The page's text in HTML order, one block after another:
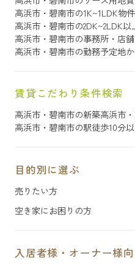
高浜市・碧南市の1K~1LDK物
高浜市・碧南市の2DK~2LDK
高浜市・碧南市の事務所・店
高浜市・碧南市の勤務予定地
賃貸こだわり条件検索
高浜市・碧南市の新築高浜市
高浜市・碧南市の駅徒歩10分
目的別に選ぶ
売りたい方
空き家にお困りの方
入居者様・オーナー様